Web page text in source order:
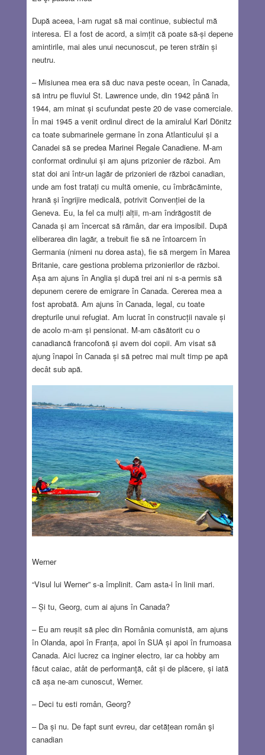
După aceea, l-am rugat să mai continue, subiectul mă
interesa. El a fost de acord, a simțit că poate să-și depene
amintirile, mai ales unui necunoscut, pe teren străin și
neutru.
– Misiunea mea era să duc nava peste ocean, în Canada,
să intru pe fluviul St. Lawrence unde, din 1942 până în
1944, am minat și scufundat peste 20 de vase comerciale.
În mai 1945 a venit ordinul direct de la amiralul Karl Dönitz
ca toate submarinele germane în zona Atlanticului și a
Canadei să se predea Marinei Regale Canadiene. M-am
conformat ordinului și am ajuns prizonier de război. Am
stat doi ani într-un lagăr de prizonieri de război canadian,
unde am fost tratați cu multă omenie, cu îmbrăcăminte,
hrană și îngrijire medicală, potrivit Convenției de la
Geneva. Eu, la fel ca mulți alții, m-am îndrăgostit de
Canada și am încercat să rămân, dar era imposibil. După
eliberarea din lagăr, a trebuit fie să ne întoarcem în
Germania (nimeni nu dorea asta), fie să mergem în Marea
Britanie, care gestiona problema prizonierilor de război.
Așa am ajuns în Anglia și după trei ani ni s-a permis să
depunem cerere de emigrare în Canada. Cererea mea a
fost aprobată. Am ajuns în Canada, legal, cu toate
drepturile unui refugiat. Am lucrat în construcții navale și
de acolo m-am și pensionat. M-am căsătorit cu o
canadiancă francofonă și avem doi copii. Am visat să
ajung înapoi în Canada și să petrec mai mult timp pe apă
decât sub apă.
Werner
“Visul lui Werner” s-a împlinit. Cam asta-i în linii mari.
– Și tu, Georg, cum ai ajuns în Canada?
– Eu am reușit să plec din România comunistă, am ajuns
în Olanda, apoi în Franța, apoi în SUA și apoi în frumoasa
Canada. Aici lucrez ca inginer electro, iar ca hobby am
făcut caiac, atât de performanţă, cât și de plăcere, și iată
că așa ne-am cunoscut, Werner.
– Deci tu esti român, Georg?
– Da și nu. De fapt sunt evreu, dar cetățean român şi
canadian